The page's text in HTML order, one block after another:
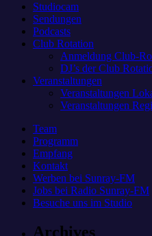
Studiocam
Sendungen
Podcasts
Club Rotation
Anmeldung Club-
DJ’s der Club
Veranstaltungen
Veranstaltungen
Veranstaltungen
Team
Programm
Empfang
Kontakt
Werben bei Sunray-FM
Jobs bei Radio Sunray-FM
Besuche uns im Studio
Archives